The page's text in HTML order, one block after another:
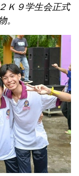
Ｋ９学生会正式